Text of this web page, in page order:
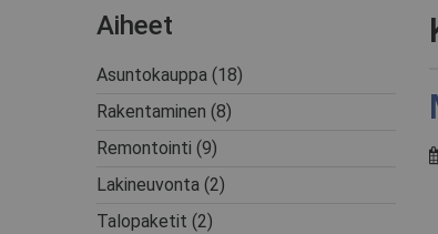
Aiheet
Asuntokauppa (18)
Rakentaminen (8)
Remontointi (9)
Lakineuvonta (2)
Talopaketit (2)